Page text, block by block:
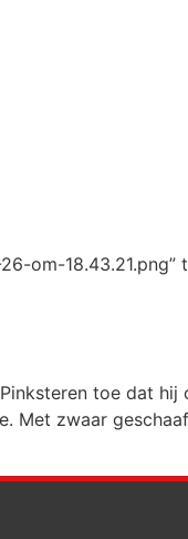
om-18.43.21.png”
toe dat hij
Met zwaar